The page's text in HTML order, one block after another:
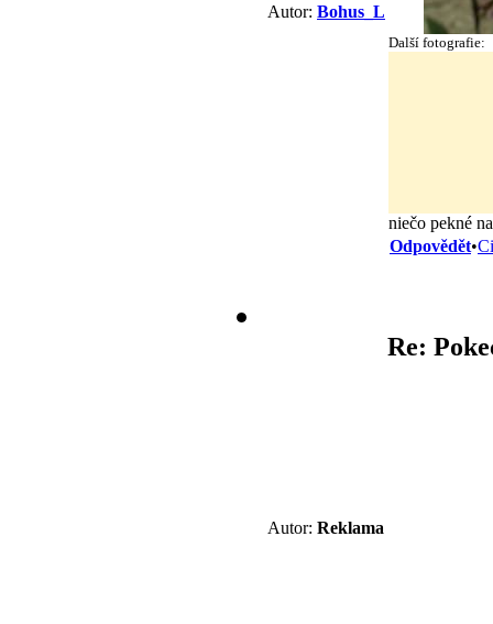
Autor: Bohus_L
Další fotografie:
niečo pekné
Odpovědět•
Autor: Reklama
Re: